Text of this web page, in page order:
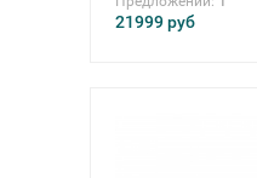
21999руб